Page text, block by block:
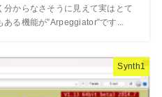
からなさそうに見えて実はとて
る機能が”Arpeggiator”です...
Synth1